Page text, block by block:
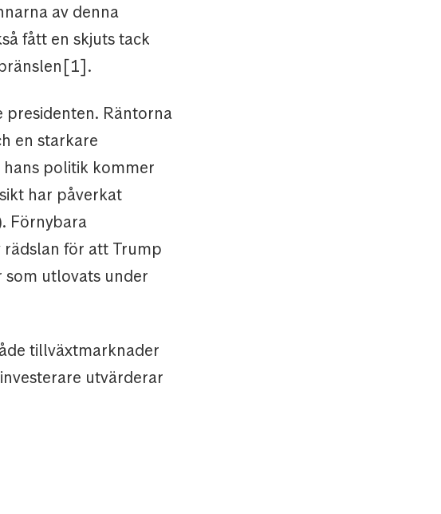
av denna
fått en skjuts tack
presidenten. Räntorna
en starkare
politik kommer
har påverkat
Förnybara
för att Trump
utlovats under
tillväxtmarknader
utvärderar